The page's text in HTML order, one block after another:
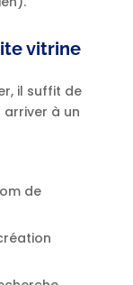
vitrine
il suffit de
à un
de